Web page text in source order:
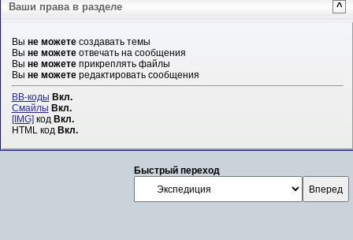
Ваши права в разделе ^
Вы не можетесоздавать темы
Вы не можетеотвечать на сообщения
Вы не можетеприкреплять файлы
Вы не можетередактировать сообщения
BB-коды Вкл.
Смайлы Вкл.
[IMG]код Вкл.
HTML код Вкл.
Быстрый переход